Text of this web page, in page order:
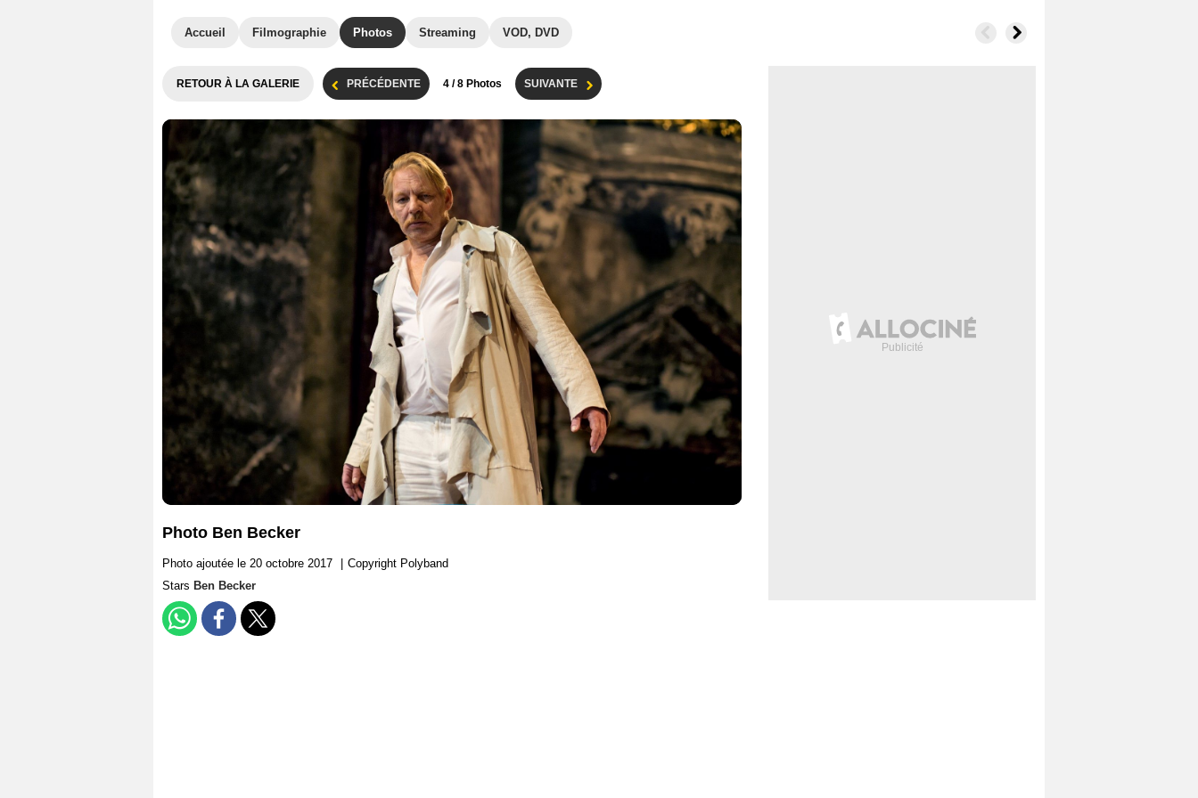
Accueil Filmographie Photos Streaming VOD, DVD
RETOUR À LA GALERIE PRÉCÉDENTE 4 / 8 Photos SUIVANTE
Photo Ben Becker
Photo ajoutée le 20 octobre 2017
Copyright Polyband
Stars Ben Becker